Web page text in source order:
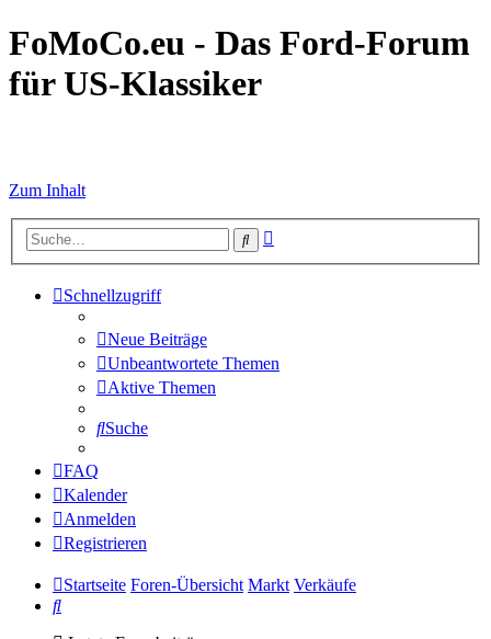
FoMoCo.eu - Das Ford-Forum
für US-Klassiker
Zum Inhalt
Suche
Schnellzugriff
Neue Beiträge
Unbeantwortete Themen
Aktive Themen
Suche
FAQ
Kalender
Anmelden
Registrieren
Startseite Foren-Übersicht Markt Verkäufe
Suche